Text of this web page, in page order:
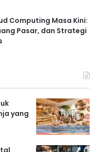
Computing Masa Kini:
Pasar, dan Strategi
yang